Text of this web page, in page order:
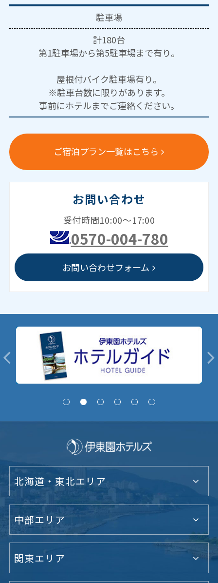
駐車場
計180台
第1駐車場から第5駐車場まで有り。
屋根付バイク駐車場有り。
※駐車台数に限りがあります。
事前にホテルまでご連絡ください。
ご宿泊プラン一覧はこちら
お問い合わせ
受付時間10:00～17:00
0570-004-780
お問い合わせフォーム
北海道・東北エリア
中部エリア
関東エリア